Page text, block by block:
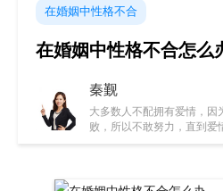
在婚姻中性格不合
在婚姻中性格不合怎么
秦觐
大多数人不配拥有爱情，因
败，所以不敢努力，直到爱